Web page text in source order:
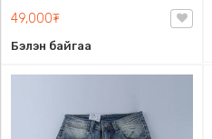
49,000₮
Бэлэн байгаа